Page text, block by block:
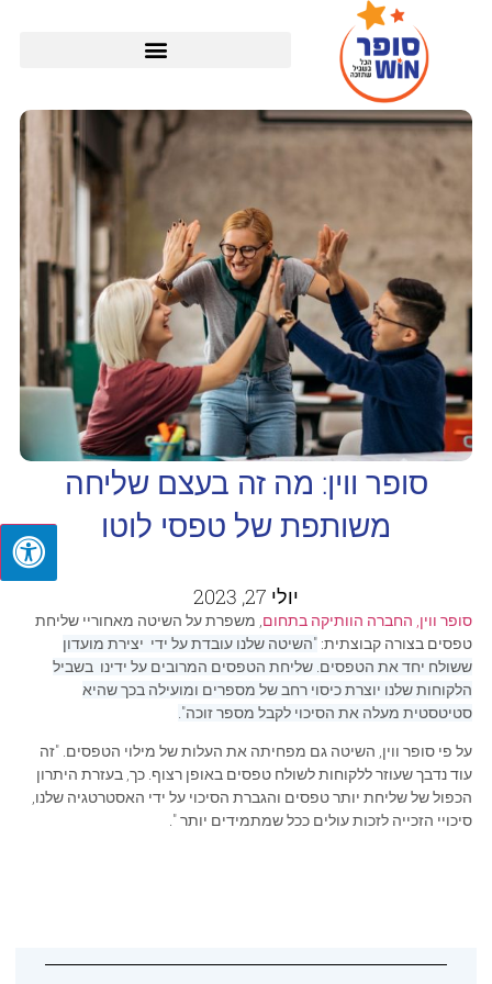
סופר ווין: מה זה בעצם שליחה
משותפת של טפסי לוטו
יולי 27, 2023
סופר ווין, החברה הוותיקה בתחום , משפרת על השיטה מאחוריי שליחת
טפסים בצורה קבוצתית: "השיטה שלנו עובדת על ידי יצירת מועדון
ששולח יחד את הטפסים. שליחת הטפסים המרובים על ידינו בשביל
הלקוחות שלנו יוצרת כיסוי רחב של מספרים ומועילה בכך שהיא
סטיטסטית מעלה את הסיכוי לקבל מספר זוכה".
על פי סופר ווין, השיטה גם מפחיתה את העלות של מילוי הטפסים. "זה
עוד נדבך שעוזר ללקוחות לשולח טפסים באופן רצוף. כך, בעזרת היתרון
הכפול של שליחת יותר טפסים והגברת הסיכוי על ידי האסטרטגיה שלנו,
סיכויי הזכייה לזכות עולים ככל שמתמידים יותר ".